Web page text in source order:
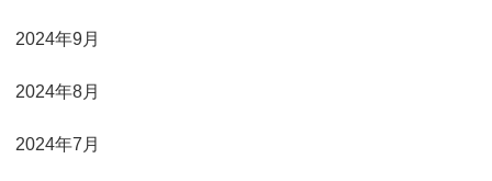
2024年9月
2024年8月
2024年7月